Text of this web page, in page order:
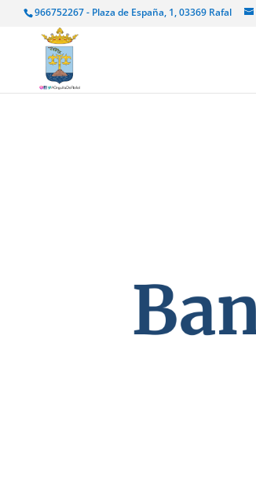
966752267 - Plaza de España, 1, 03369 Rafal